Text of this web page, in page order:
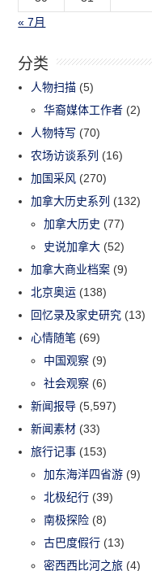
« 7月
分类
人物扫描 (5)
华裔媒体工作者 (2)
人物特写 (70)
农场访谈系列 (16)
加国采风 (270)
加拿大历史系列 (132)
加拿大历史 (77)
史说加拿大 (52)
加拿大商业档案 (9)
北京奥运 (138)
回忆录及家史研究 (13)
心情随笔 (69)
中国观察 (9)
社会观察 (6)
新闻报导 (5,597)
新闻素材 (33)
旅行记事 (153)
加东海洋四省游 (9)
北极纪行 (39)
南极探险 (8)
古巴度假行 (13)
密西西比河之旅 (4)